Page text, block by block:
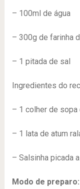
– 100ml de água
– 300g de farinha
– 1 pitada de sal
Ingredientes do
– 1 colher de
– 1 lata de atum
– Salsinha picada
Modo de preparo: